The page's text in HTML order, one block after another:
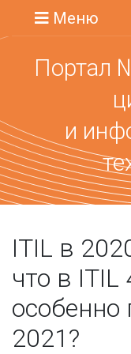
Меню
Портал
и
ITIL в
что в
2021?